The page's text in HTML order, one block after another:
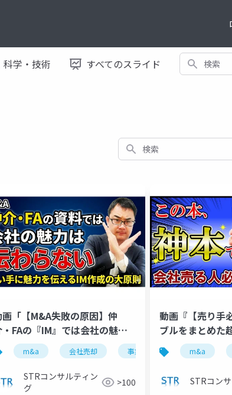
科学・技術 すべてのスライド 検索
検索
仲介手数料 テール条項 契約解除 競争
バリュエーション 企業価値評価 中小企業庁
「【M&A失敗の原因】仲
FAの『IM』では会社の魅力
わらない！公認会計士が解
」で投影したスライド
m&a 会社売却 事業承継 中小企業m&a
STRコンサルティン
グ
>100
動画『【売り手
ブルをまとめた
た』で投影した
m&a
STRコン